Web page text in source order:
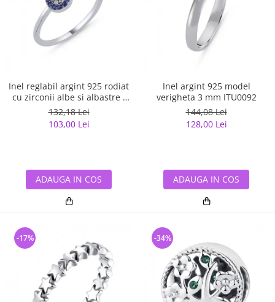
Inel reglabil argint 925 rodiat
cu zirconii albe si albastre -
Be Elegant ITU0109
132,18 Lei
103,00 Lei
ADAUGA IN COS
Inel argint 925 model
verigheta 3 mm ITU0092
144,08 Lei
128,00 Lei
ADAUGA IN COS
-17% -34%